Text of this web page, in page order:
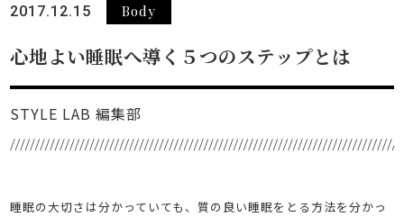
2017.12.15 Body
心地よい睡眠へ導く５つのステップとは
STYLE LAB 編集部
睡眠の大切さは分かっていても、質の良い睡眠をとる方法を分かっ